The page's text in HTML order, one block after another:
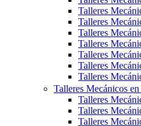
Talleres
Talleres
Talleres
Talleres
Talleres
Talleres
Talleres
Talleres Mecánicos
Talleres
Talleres
Talleres